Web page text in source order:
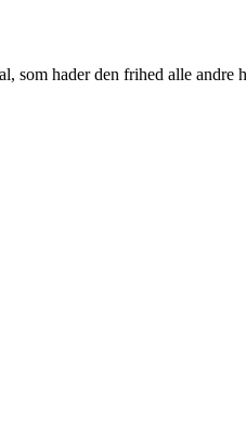
som hader den frihed alle andre